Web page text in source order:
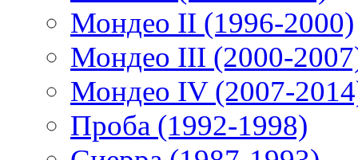
Мондео II (1996-2000)
Мондео III (2000-
Мондео IV (2007-
Проба (1992-1998)